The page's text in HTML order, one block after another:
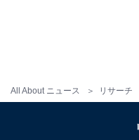
All About ニュース リサーチ
15